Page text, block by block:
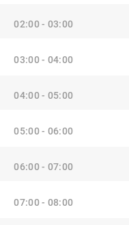
02:00 - 03:00
03:00 - 04:00
04:00 - 05:00
05:00 - 06:00
06:00 - 07:00
07:00 - 08:00